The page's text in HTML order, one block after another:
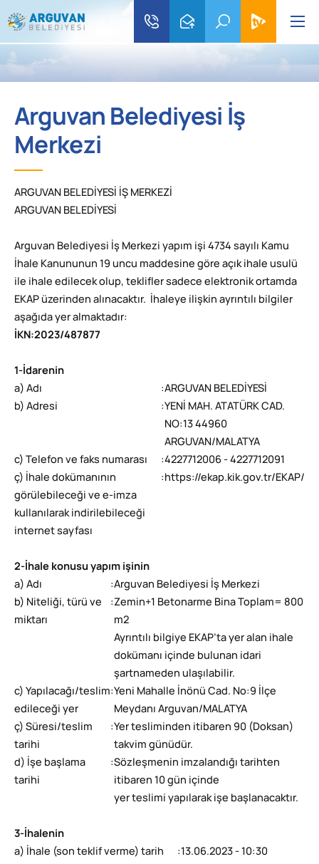
Arguvan Belediyesi İş
Merkezi
ARGUVAN BELEDİYESİ İŞ MERKEZİ
ARGUVAN BELEDİYESİ
Arguvan Belediyesi İş Merkezi yapım işi 4734 sayılı Kamu
İhale Kanununun 19 uncu maddesine göre açık ihale usulü
ile ihale edilecek olup, teklifler sadece elektronik ortamda
EKAP üzerinden alınacaktır. İhaleye ilişkin ayrıntılı bilgiler
aşağıda yer almaktadır:
İKN :2023/487877
1-İdarenin
a) Adı
:ARGUVAN BELEDİYESİ
b) Adresi
: YENİ MAH. ATATÜRK CAD.
NO:13 44960
ARGUVAN/MALATYA
c) Telefon ve faks numarası
:4227712006 - 4227712091
ç) İhale dokümanının
görülebileceği ve e-imza
kullanılarak indirilebileceği
internet sayfası
: https://ekap.kik.gov.tr/EKAP/
2-İhale konusu yapım işinin
a) Adı
:Arguvan Belediyesi İş Merkezi
b) Niteliği, türü ve
miktarı
:Zemin+1 Betonarme Bina Toplam= 800
m2
Ayrıntılı bilgiye EKAP’ta yer alan ihale
dokümanı içinde bulunan idari
şartnameden ulaşılabilir.
c) Yapılacağı/teslim
edileceği yer
: Yeni Mahalle İnönü Cad. No:9 İlçe
Meydanı Arguvan/MALATYA
ç) Süresi/teslim
tarihi
: Yer tesliminden itibaren 90 (Doksan)
takvim günüdür.
d) İşe başlama
tarihi
:Sözleşmenin imzalandığı tarihten
itibaren 10 gün içinde
yer teslimi yapılarak işe başlanacaktır.
3-İhalenin
a) İhale (son teklif verme) tarih
:13.06.2023 - 10:30